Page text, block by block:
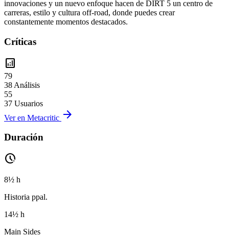
innovaciones y un nuevo enfoque hacen de DIRT 5 un centro de
carreras, estilo y cultura off-road, donde puedes crear
constantemente momentos destacados.
Críticas
analytics
79
38 Análisis
55
37 Usuarios
Ver en Metacritic arrow_forward
Duración
pace
8½ h
Historia ppal.
14½ h
Main Sides